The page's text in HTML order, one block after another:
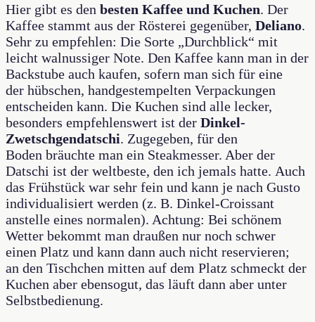
Hier gibt es den besten Kaffee und Kuchen. Der
Kaffee stammt aus der Rösterei gegenüber, Deliano.
Sehr zu empfehlen: Die Sorte „Durchblick“ mit
leicht walnussiger Note. Den Kaffee kann man in der
Backstube auch kaufen, sofern man sich für eine
der hübschen, handgestempelten Verpackungen
entscheiden kann. Die Kuchen sind alle lecker,
besonders empfehlenswert ist der Dinkel-
Zwetschgendatschi. Zugegeben, für den
Boden bräuchte man ein Steakmesser. Aber der
Datschi ist der weltbeste, den ich jemals hatte. Auch
das Frühstück war sehr fein und kann je nach Gusto
individualisiert werden (z. B. Dinkel-Croissant
anstelle eines normalen). Achtung: Bei schönem
Wetter bekommt man draußen nur noch schwer
einen Platz und kann dann auch nicht reservieren;
an den Tischchen mitten auf dem Platz schmeckt der
Kuchen aber ebensogut, das läuft dann aber unter
Selbstbedienung.